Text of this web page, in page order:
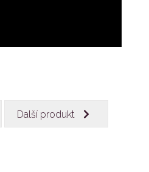
Další produkt